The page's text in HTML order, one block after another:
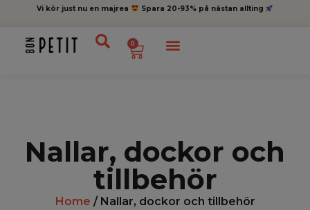
Vi kör just nu en majrea Spara 20-93% på nästan allting
0
Nallar, dockor och
tillbehör
Home / Nallar, dockor och tillbehör